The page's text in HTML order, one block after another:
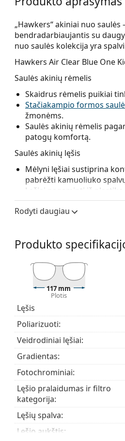
„Hawkers“ akiniai nuo
bendradarbiaujantis su
nuo saulės kolekcija yra
Hawkers Air Clear Blue One
Saulės akinių rėmelis
Skaidrus rėmelis puikiai
Stačiakampio formos
žmonėms.
Saulės akinių rėmelis
patogų komfortą.
Saulės akinių lęšis
Mėlyni lęšiai sustiprina
pabrėžti kamuoliuko
Lęšiai pagaminti iš
Veidrodiniailęšiai
kiekį. Dėl šios savybės
Saulės akiniai turi UV 400
lęšiai turi 3 kategorijos
paplūdimyje ar mieste.
Atraskite visą mūsų
saulės
Rodyti daugiau
Produkto
117 mm
Plotis
Lęšis
Poliarizuoti:
Veidrodiniai lęšiai:
Gradientas:
Fotochrominiai:
Lęšio pralaidumas ir filtro
kategorija:
Lęšių spalva:
Lęšio aukštis: